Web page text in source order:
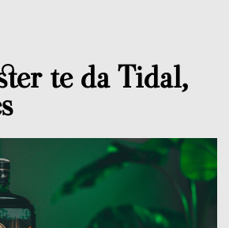
te da Tidal,